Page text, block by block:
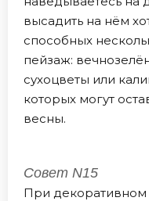
высадить на нём
способных
пейзаж:
сухоцветы или
которых могут
весны.
Совет N15
При декоративном